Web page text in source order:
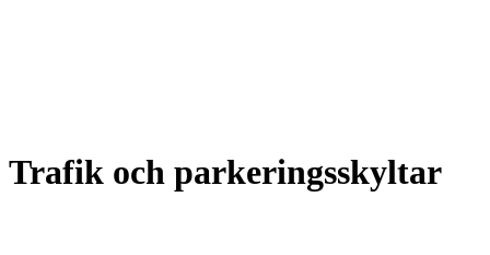
Trafik och parkeringsskyltar